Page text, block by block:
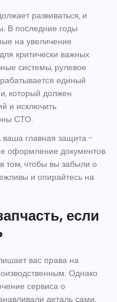
развиваться, и
В последние годы
на увеличение
критически важных
системы, рулевое
единый
который должен
и исключить
СТО.
ваша главная защита -
оформление документов.
том, чтобы вы забыли о
и опирайтесь на
если
вас права на
Однако
сервиса о
деталь сами,